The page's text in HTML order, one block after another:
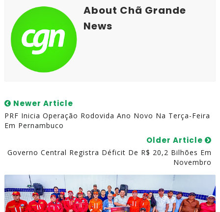
About Chã Grande
News
Newer Article
PRF Inicia Operação Rodovida Ano Novo Na Terça-Feira
Em Pernambuco
Older Article
Governo Central Registra Déficit De R$ 20,2 Bilhões Em
Novembro